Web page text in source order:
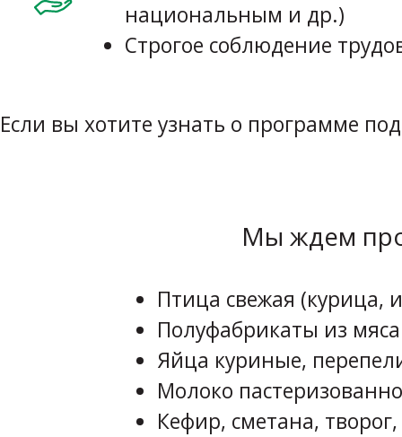
национальным и др.)
Строгое соблюдение
Если вы хотите узнать о программе
Мы ждем
Птица свежая (курица,
Полуфабрикаты из
Яйца куриные,
Молоко
Кефир, сметана, творог,